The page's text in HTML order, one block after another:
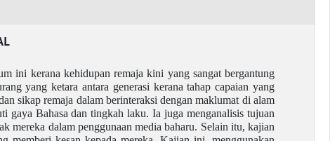
ini kerana kehidupan remaja kini yang sangat bergantung
yang ketara antara generasi kerana tahap capaian yang
sikap remaja dalam berinteraksi dengan maklumat di alam
gaya Bahasa dan tingkah laku. Ia juga menganalisis tujuan
mereka dalam penggunaan media baharu. Selain itu, kajian